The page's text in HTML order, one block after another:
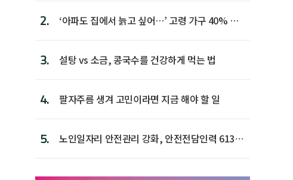
2.
‘아파도 집에서 늙고 싶어…’ 고령 가구 40% 노
3. 설탕 vs 소금, 콩국수를 건강하게 먹는 법
4. 팔자주름 생겨 고민이라면 지금 해야 할 일
5.
노인일자리 안전관리 강화, 안전전담인력 613명